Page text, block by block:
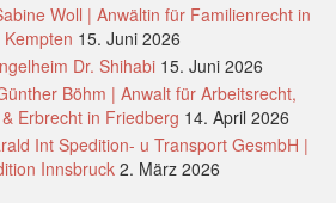
Woll | Anwältin für Familienrecht in
Kempten 15. Juni 2026
Dr. Shihabi 15. Juni 2026
Böhm | Anwalt für Arbeitsrecht,
Erbrecht in Friedberg 14. April 2026
Int Spedition- u Transport GesmbH |
Innsbruck 2. März 2026